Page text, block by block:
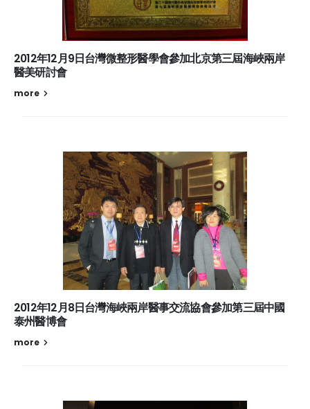
2012年12月9日台灣微整形醫學會參加北京第三屆海峽兩岸
醫美研討會
more
2012年12月8日台灣海峽兩岸醫事交流協會參加第三屆中國
泰州醫博會
more